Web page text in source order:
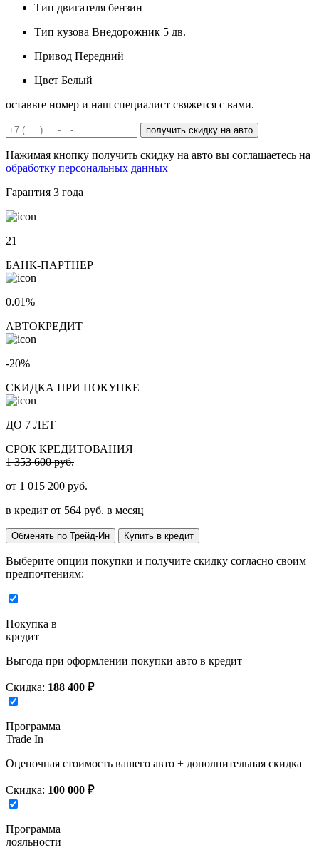
Тип двигателя бензин
Тип кузова Внедорожник 5 дв.
Привод Передний
Цвет Белый
оставьте номер и наш специалист свяжется с вами.
получить скидку на авто
Нажимая кнопку получить скидку на авто вы соглашаетесь на
обработку персональных данных
Гарантия 3 года
21
БАНК-ПАРТНЕР
0.01%
АВТОКРЕДИТ
-20%
СКИДКА ПРИ ПОКУПКЕ
ДО 7 ЛЕТ
СРОК КРЕДИТОВАНИЯ
1 353 600 руб.
от 1 015 200 руб.
в кредит от 564 руб. в месяц
Обменять по Трейд-Ин Купить в кредит
Выберите опции покупки и получите скидку согласно своим
предпочтениям:
Покупка в
кредит
Выгода при оформлении покупки авто в кредит
Скидка: 188 400 ₽
Программа
Trade In
Оценочная стоимость вашего авто + дополнительная скидка
Скидка: 100 000 ₽
Программа
лояльности